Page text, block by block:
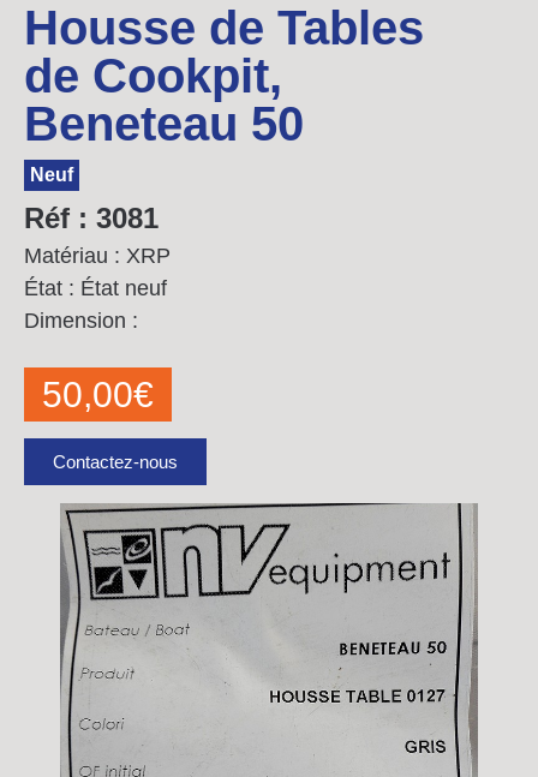
Housse de Tables
de Cookpit,
Beneteau 50
Neuf
Réf : 3081
Matériau : XRP
État : État neuf
Dimension :
50,00€
Contactez-nous